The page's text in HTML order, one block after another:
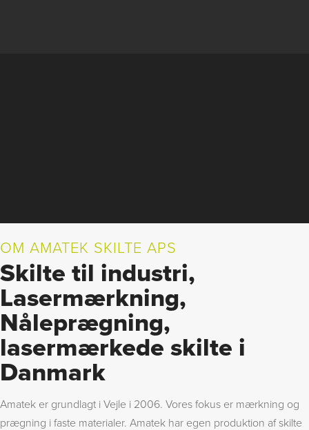
OM AMATEK SKILTE APS
Skilte til industri,
Lasermærkning,
Nåleprægning,
lasermærkede skilte i
Danmark
Amatek er grundlagt i Vejle i 2006. Vores fokus er mærkning og
prægning i faste materialer. Amatek har egen produktion af skilte